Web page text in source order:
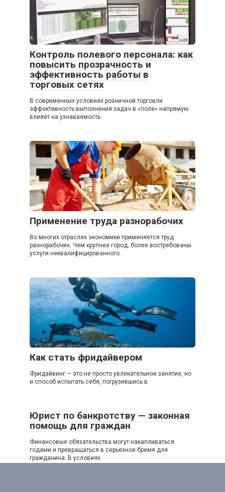
Контроль полевого персонала: как
повысить прозрачность и
эффективность работы в
торговых сетях
В современных условиях розничной торговли
эффективность выполнения задач в «поле» напрямую
влияет на узнаваемость
Применение труда разнорабочих
Во многих отраслях экономики применяется труд
разнорабочих. Чем крупнее город, более востребованы
услуги неквалифицированного
Как стать фридайвером
Фридайвинг — это не просто увлекательное занятие, но
и способ испытать себя, погрузившись в
Юрист по банкротству — законная
помощь для граждан
Финансовые обязательства могут накапливаться
годами и превращаться в серьезное бремя для
гражданина. В условиях